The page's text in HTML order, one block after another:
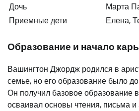
Дочь
Марта
Приемные дети
Елена,
Образование и начало
Вашингтон Джордж родился в
семье, но его образование было
Он получил базовое образование
осваивал основы чтения, письма